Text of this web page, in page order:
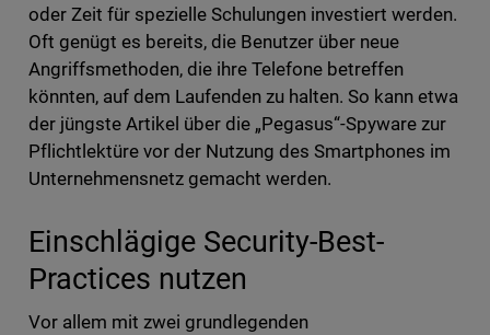
oder Zeit für spezielle Schulungen investiert werden.
Oft genügt es bereits, die Benutzer über neue
Angriffsmethoden, die ihre Telefone betreffen
könnten, auf dem Laufenden zu halten. So kann etwa
der jüngste Artikel über die „Pegasus“-Spyware zur
Pflichtlektüre vor der Nutzung des Smartphones im
Unternehmensnetz gemacht werden.
Einschlägige Security-Best-
Practices nutzen
Vor allem mit zwei grundlegenden